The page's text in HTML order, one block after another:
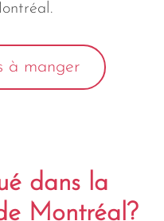
à manger
dans la
Montréal?